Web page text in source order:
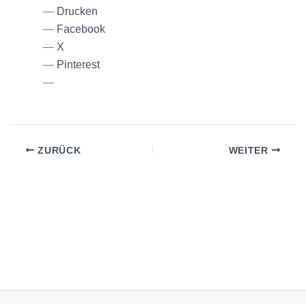
Drucken
Facebook
X
Pinterest
ZURÜCK WEITER